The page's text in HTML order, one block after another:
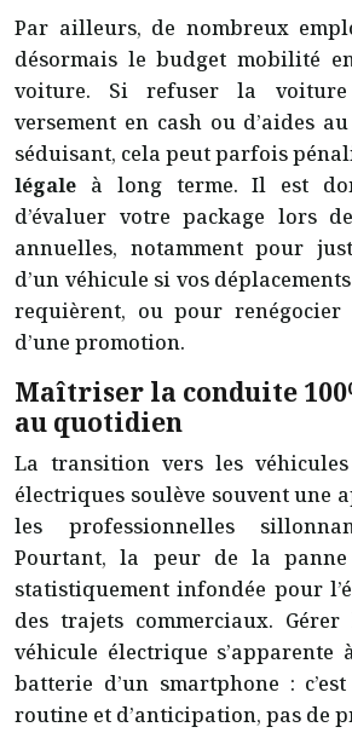
Par ailleurs, de nombreux
désormais le budget mobilité
voiture. Si refuser la
versement en cash ou d’aides
séduisant, cela peut parfois
légale à long terme. Il est
d’évaluer votre package lors
annuelles, notamment pour
d’un véhicule si vos
requièrent, ou pour renégocier
d’une promotion.
Maîtriser la conduite
au quotidien
La transition vers les véhicules
électriques soulève souvent une
les professionnelles
Pourtant, la peur de la panne
statistiquement infondée pour
des trajets commerciaux. Gérer
véhicule électrique
batterie d’un smartphone :
routine et d’anticipation, pas de